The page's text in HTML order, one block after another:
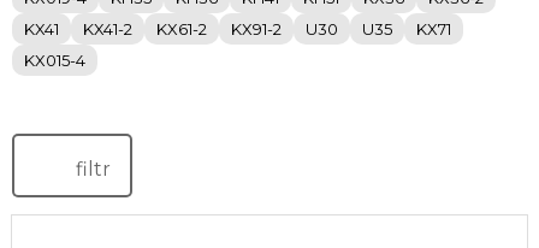
KX41
KX41-2 KX61-2 KX91-2 U30 U35
KX71
KX015-4
filtr